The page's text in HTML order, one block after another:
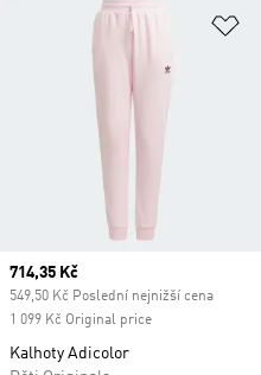
Current price
714,35 Kč
549,50 Kč Poslední nejnižší cena
1 099 Kč Original price
Kalhoty Adicolor